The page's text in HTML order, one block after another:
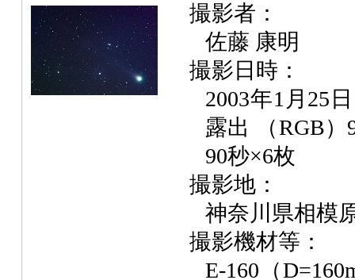
撮影者：
佐藤 康明
撮影日時：
2003年1月25
露出 （RGB
90秒×6枚
撮影地：
神奈川県相模
撮影機材等：
E-160（